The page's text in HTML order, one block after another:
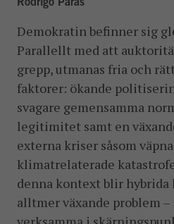
Rodrigo Paras
Demokratin befinner sig
Parallellt med att
grepp, utmanas fria och
faktorer: ökande
svagare gemensamma
legitimitet samt en
externa kriser såsom
klimatrelaterade
denna kontext blir
alltmer växande problem